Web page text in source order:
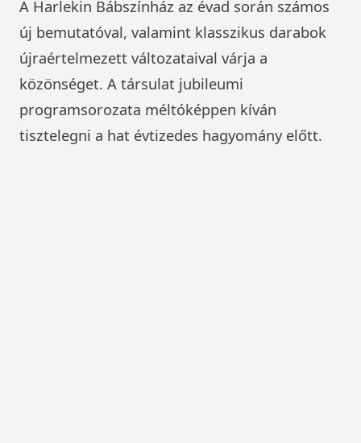
A Harlekin Bábszínház az évad során számos
új bemutatóval, valamint klasszikus darabok
újraértelmezett változataival várja a
közönséget. A társulat jubileumi
programsorozata méltóképpen kíván
tisztelegni a hat évtizedes hagyomány előtt.